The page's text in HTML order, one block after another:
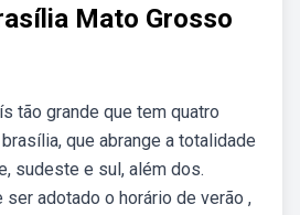
Mato Grosso
tão grande que tem quatro
que abrange a totalidade
sudeste e sul, além dos.
ser adotado o horário de verão ,